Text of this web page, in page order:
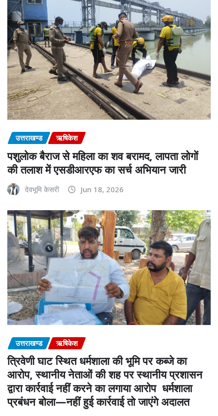
उत्तराखण्ड ऋषिकेश
पशुलोक बैराज से महिला का शव बरामद, लापता लोगों
की तलाश में एसडीआरएफ का सर्च अभियान जारी
देवभूमि केसरी Jun 18, 2026
उत्तराखण्ड ऋषिकेश
त्रिवेणी घाट स्थित धर्मशाला की भूमि पर कब्जे का
आरोप, स्थानीय नेताओं की शह पर स्थानीय प्रशासन
द्वारा कार्रवाई नहीं करने का लगाया आरोप धर्मशाला
प्रबंधन बोला—नहीं हुई कार्रवाई तो जाएंगे अदालत